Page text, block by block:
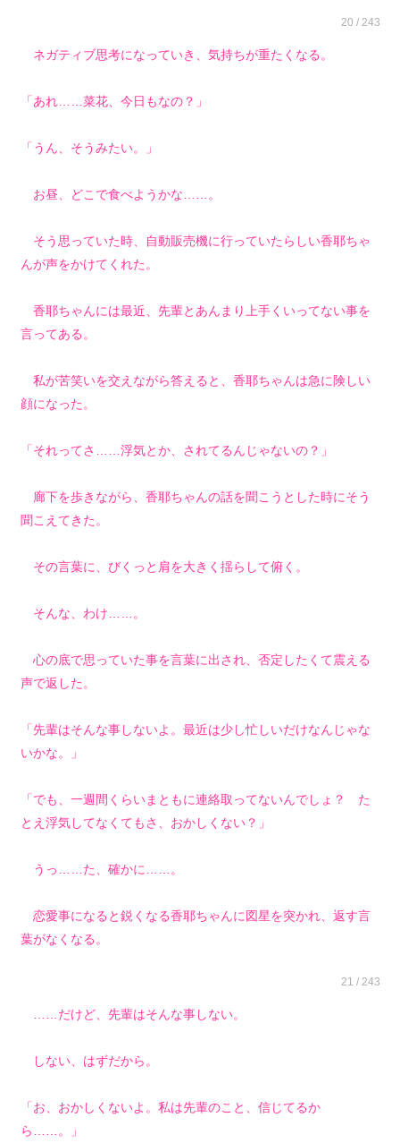
20 / 243
ネガティブ思考になっていき、気持ちが重たくなる。
「あれ……菜花、今日もなの？」
「うん、そうみたい。」
お昼、どこで食べようかな……。
そう思っていた時、自動販売機に行っていたらしい香耶ちゃ
んが声をかけてくれた。
香耶ちゃんには最近、先輩とあんまり上手くいってない事を
言ってある。
私が苦笑いを交えながら答えると、香耶ちゃんは急に険しい
顔になった。
「それってさ……浮気とか、されてるんじゃないの？」
廊下を歩きながら、香耶ちゃんの話を聞こうとした時にそう
聞こえてきた。
その言葉に、びくっと肩を大きく揺らして俯く。
そんな、わけ……。
心の底で思っていた事を言葉に出され、否定したくて震える
声で返した。
「先輩はそんな事しないよ。最近は少し忙しいだけなんじゃな
いかな。」
「でも、一週間くらいまともに連絡取ってないんでしょ？ た
とえ浮気してなくてもさ、おかしくない？」
うっ……た、確かに……。
恋愛事になると鋭くなる香耶ちゃんに図星を突かれ、返す言
葉がなくなる。
21 / 243
……だけど、先輩はそんな事しない。
しない、はずだから。
「お、おかしくないよ。私は先輩のこと、信じてるか
ら……。」